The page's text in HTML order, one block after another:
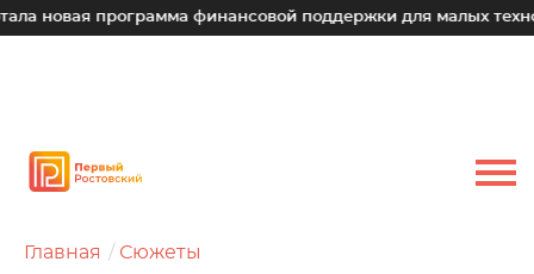
программа финансовой поддержки для малых
Главная Сюжеты